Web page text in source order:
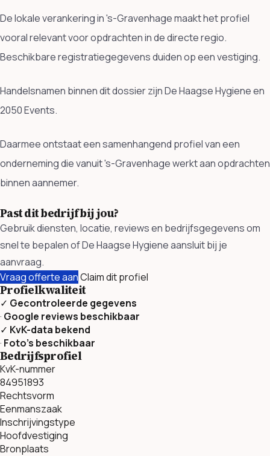
De lokale verankering in 's-Gravenhage maakt het profiel
vooral relevant voor opdrachten in de directe regio.
Beschikbare registratiegegevens duiden op een vestiging.
Handelsnamen binnen dit dossier zijn De Haagse Hygiene en
2050 Events.
Daarmee ontstaat een samenhangend profiel van een
onderneming die vanuit 's-Gravenhage werkt aan opdrachten
binnen aannemer.
Past dit bedrijf bij jou?
Gebruik diensten, locatie, reviews en bedrijfsgegevens om
snel te bepalen of De Haagse Hygiene aansluit bij je
aanvraag.
Vraag offerte aanClaim dit profiel
Profielkwaliteit
✓ Gecontroleerde gegevens
· Google reviews beschikbaar
✓ KvK-data bekend
· Foto’s beschikbaar
Bedrijfsprofiel
KvK-nummer
84951893
Rechtsvorm
Eenmanszaak
Inschrijvingstype
Hoofdvestiging
Bronplaats